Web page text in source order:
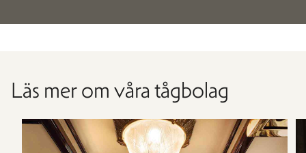
Läs mer om våra tågbolag